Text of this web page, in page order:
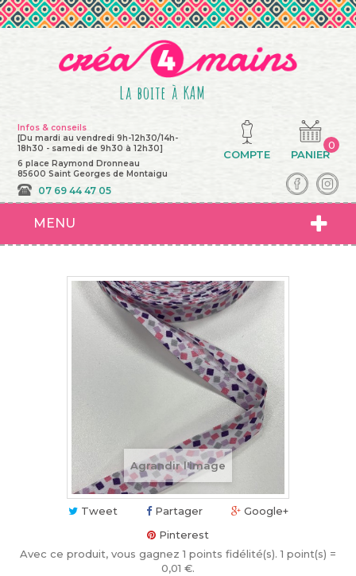
Infos & conseils
[Du mardi au vendredi 9h-12h30/14h-
18h30 - samedi de 9h30 à 12h30]
6 place Raymond Dronneau
85600 Saint Georges de Montaigu
07 69 44 47 05
La boite à KAM
PANIER
0
COMPTE
MENU
Agrandir l'image
Tweet Partager
Google+
Pinterest
Avec ce produit, vous gagnez1 points fidélité(s). 1 point(s) =
0,01 €.